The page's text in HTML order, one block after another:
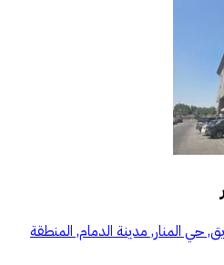
حي المنار, مدينة الدمام, المنطقة